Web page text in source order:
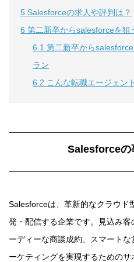
5 Salesforceの求人や評判は？
6 第二新卒からsalesforceを狙
6.1 第二新卒から
ラン
6.2 こんな転職エージェン
Salesforceの
Salesforceは、革新的なクラウド
発・配信する企業です。見込み
ーディーな商談成約、スマート
ーケティングを実現するための